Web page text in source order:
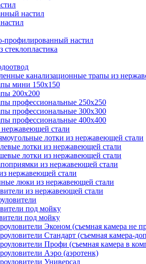
настил
профилированный настил
стеклопластика
канализационные трапы из
мини 150х150
200х200
профессиональные 250х250
профессиональные 300х300
профессиональные 400х400
стали
лотки из нержавеющей стали
лотки из нержавеющей стали
лотки из нержавеющей стали
из нержавеющей стали
нержавеющей стали
люки из нержавеющей стали
из нержавеющей стали
под мойку
под мойку
Эконом (съемная камера не
Стандарт (съемная камера-
Профи (съемная камера в
Аэро (аэротенк)
Универсал